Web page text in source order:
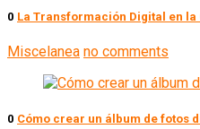
0 La Transformación Digital en
Miscelanea no comments
0 Cómo crear un álbum de fotos